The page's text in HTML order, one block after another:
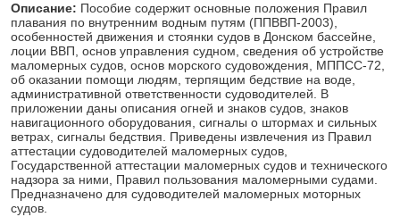
Описание: Пособие содержит основные положения Правил
плавания по внутренним водным путям (ППВВП-2003),
особенностей движения и стоянки судов в Донском бассейне,
лоции ВВП, основ управления судном, сведения об устройстве
маломерных судов, основ морского судовождения, МППСС-72,
об оказании помощи людям, терпящим бедствие на воде,
административной ответственности судоводителей. В
приложении даны описания огней и знаков судов, знаков
навигационного оборудования, сигналы о штормах и сильных
ветрах, сигналы бедствия. Приведены извлечения из Правил
аттестации судоводителей маломерных судов,
Государственной аттестации маломерных судов и технического
надзора за ними, Правил пользования маломерными судами.
Предназначено для судоводителей маломерных моторных
судов.